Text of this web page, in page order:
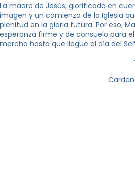
La madre de Jesús, glorificada en
imagen y un comienzo de la Iglesia
plenitud en la gloria futura. Por eso,
esperanza firme y de consuelo para
marcha hasta que llegue el día del